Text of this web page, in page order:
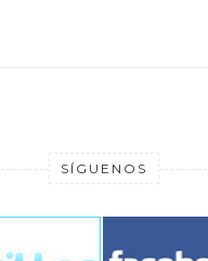
SÍGUENOS